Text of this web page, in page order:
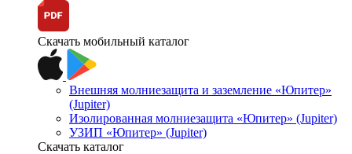
Скачать мобильный каталог
Внешняя молниезащита и заземление «Юпитер»
(Jupiter)
Изолированная молниезащита «Юпитер» (Jupiter)
УЗИП «Юпитер» (Jupiter)
Скачать каталог